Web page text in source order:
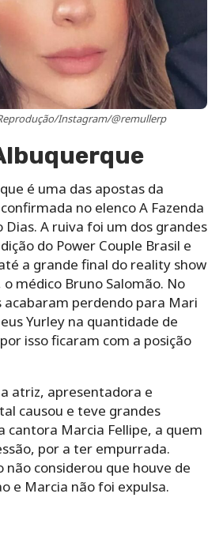
Instagram/@remullerp
é uma das apostas da
no elenco A Fazenda
Dias. A ruiva foi um dos grandes
do Power Couple Brasil e
a grande final do reality show
médico Bruno Salomão. No
acabaram perdendo para Mari
Yurley na quantidade de
isso ficaram com a posição
atriz, apresentadora e
causou e teve grandes
cantora Marcia Fellipe, a quem
por a ter empurrada.
não considerou que houve de
e Marcia não foi expulsa.